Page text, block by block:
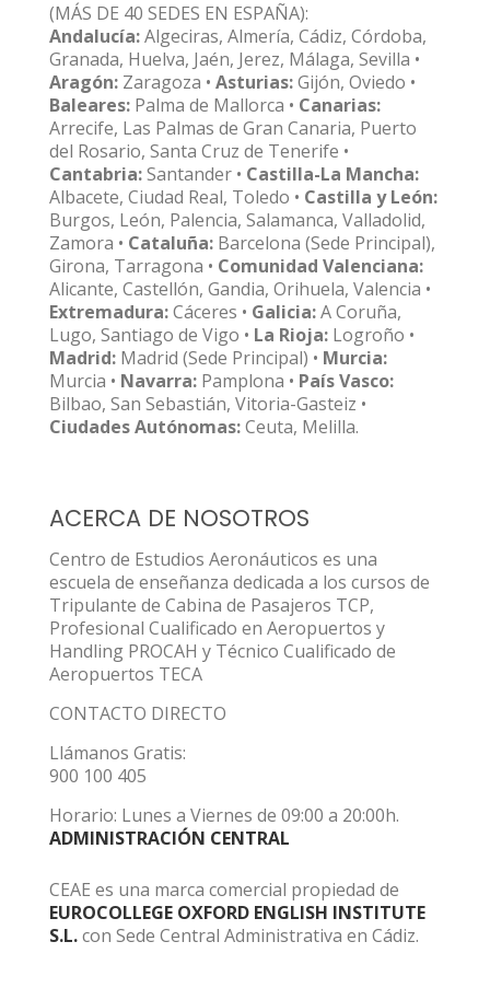
(MÁS DE 40 SEDES EN ESPAÑA):
Andalucía:Algeciras, Almería, Cádiz, Córdoba,
Granada, Huelva, Jaén, Jerez, Málaga, Sevilla •
Aragón: Zaragoza • Asturias:Gijón, Oviedo •
Baleares: Palma de Mallorca • Canarias:
Arrecife, Las Palmas de Gran Canaria, Puerto
del Rosario, Santa Cruz de Tenerife •
Cantabria:Santander • Castilla-La Mancha:
Albacete, Ciudad Real, Toledo • Castilla y León:
Burgos, León, Palencia, Salamanca, Valladolid,
Zamora • Cataluña: Barcelona (Sede Principal),
Girona, Tarragona • Comunidad Valenciana:
Alicante, Castellón, Gandia, Orihuela, Valencia •
Extremadura:Cáceres • Galicia:A Coruña,
Lugo, Santiago de Vigo • La Rioja: Logroño •
Madrid: Madrid (Sede Principal) • Murcia:
Murcia • Navarra: Pamplona • País Vasco:
Bilbao, San Sebastián, Vitoria-Gasteiz •
Ciudades Autónomas:Ceuta, Melilla.
ACERCA DE NOSOTROS
Centro de Estudios Aeronáuticos es una
escuela de enseñanza dedicada a los cursos de
Tripulante de Cabina de Pasajeros TCP,
Profesional Cualificado en Aeropuertos y
Handling PROCAH y Técnico Cualificado de
Aeropuertos TECA
CONTACTO DIRECTO
Llámanos Gratis:
900 100 405
Horario: Lunes a Viernes de 09:00 a 20:00h.
ADMINISTRACIÓN CENTRAL
CEAE es una marca comercial propiedad de
EUROCOLLEGE OXFORD ENGLISH INSTITUTE
S.L.con Sede Central Administrativa en Cádiz.